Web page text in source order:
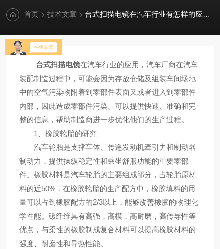
首页 技术文章 台式扫描电镜在汽车行业有怎样的应用？
台式扫描电镜在汽车行业的应用，汽车厂商在汽车
装配制造过程中，可能会因为存放仓储及组装车间场地
中的空气污染物附着到零部件表面又或者进入到零部件
内部，因此造成零部件污染。可以提供快速、准确和完
整的信息，帮助制造商进一步优化他们的生产过程。
1、橡胶轮胎的研究
汽车轮胎是支撑车体、传递发动机牵引力和制动器
制动力，提供操纵稳定性和乘坐舒服功能的重要零部
件。橡胶材料是汽车轮胎的主要组成部分，占轮胎原材
料的近50%，在橡胶轮胎的生产配方中，橡胶填料的用
量可以占到橡胶配方的2/3以上，能够改善橡胶的物理化
学性能。碳纤维具有高强，高模，高耐磨，高传导性等
优点，与柔性的橡胶制成复合材料可以提高橡胶材料的
强度、耐磨性和导热性能。